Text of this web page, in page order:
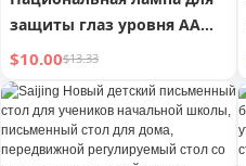
защиты глаз уровня АА
Светодиодная лампа для
начальной и средней
школы Учащиеся
Общежитие Спальня
Письменный стол Чтение
$10.00$13.33